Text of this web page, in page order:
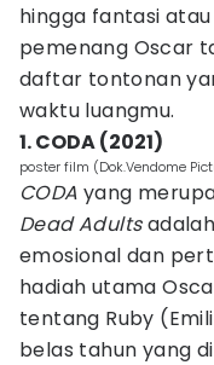
hingga fantasi
pemenang Oscar
daftar tontonan
waktu luangmu.
1. CODA (2021)
poster film (Dok.Vendome
CODA yang
Dead Adults
emosional dan
hadiah utama
tentang Ruby
belas tahun yang